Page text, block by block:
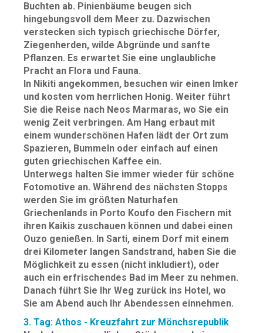
Buchten ab. Pinienbäume beugen sich
hingebungsvoll dem Meer zu. Dazwischen
verstecken sich typisch griechische Dörfer,
Ziegenherden, wilde Abgründe und sanfte
Pflanzen. Es erwartet Sie eine unglaubliche
Pracht an Flora und Fauna.
In Nikiti angekommen, besuchen wir einen Imker
und kosten vom herrlichen Honig. Weiter führt
Sie die Reise nach Neos Marmaras, wo Sie ein
wenig Zeit verbringen. Am Hang erbaut mit
einem wunderschönen Hafen lädt der Ort zum
Spazieren, Bummeln oder einfach auf einen
guten griechischen Kaffee ein.
Unterwegs halten Sie immer wieder für schöne
Fotomotive an. Während des nächsten Stopps
werden Sie im größten Naturhafen
Griechenlands in Porto Koufo den Fischern mit
ihren Kaikis zuschauen können und dabei einen
Ouzo genießen. In Sarti, einem Dorf mit einem
drei Kilometer langen Sandstrand, haben Sie die
Möglichkeit zu essen (nicht inkludiert), oder
auch ein erfrischendes Bad im Meer zu nehmen.
Danach führt Sie Ihr Weg zurück ins Hotel, wo
Sie am Abend auch Ihr Abendessen einnehmen.
3. Tag: Athos - Kreuzfahrt zur Mönchsrepublik